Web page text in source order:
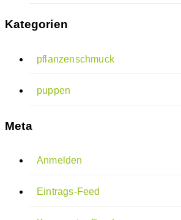
Kategorien
pflanzenschmuck
puppen
Meta
Anmelden
Eintrags-Feed